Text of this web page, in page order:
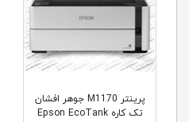
پرینتر M1170 جوهر افشان
تک کاره Epson EcoTank